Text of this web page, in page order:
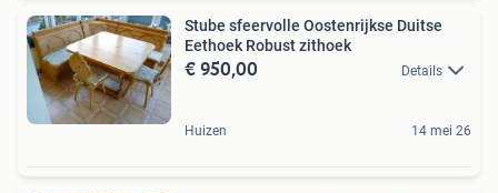
Stube sfeervolle Oostenrijkse Duitse
Eethoek Robust zithoek
€ 950,00 Details
Huizen 14 mei 26